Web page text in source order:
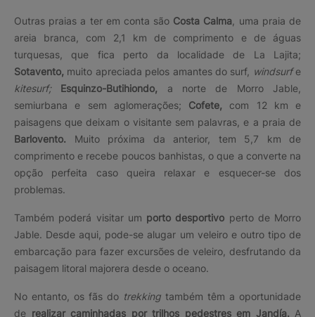
Outras praias a ter em conta são Costa Calma , uma praia de
areia branca, com 2,1 km de comprimento e de águas
turquesas, que fica perto da localidade de La Lajita;
Sotavento, muito apreciada pelos amantes do surf, windsurfe
kitesurf; Esquinzo-Butihiondo, a norte de Morro Jable,
semiurbana e sem aglomerações; Cofete, com 12 km e
paisagens que deixam o visitante sem palavras, e a praia de
Barlovento. Muito próxima da anterior, tem 5,7 km de
comprimento e recebe poucos banhistas, o que a converte na
opção perfeita caso queira relaxar e esquecer-se dos
problemas.
Também poderá visitar um porto desportivo perto de Morro
Jable. Desde aqui, pode-se alugar um veleiro e outro tipo de
embarcação para fazer excursões de veleiro, desfrutando da
paisagem litoral majorera desde o oceano.
No entanto, os fãs do trekking também têm a oportunidade
de realizar caminhadas por trilhos pedestres em Jandía. A